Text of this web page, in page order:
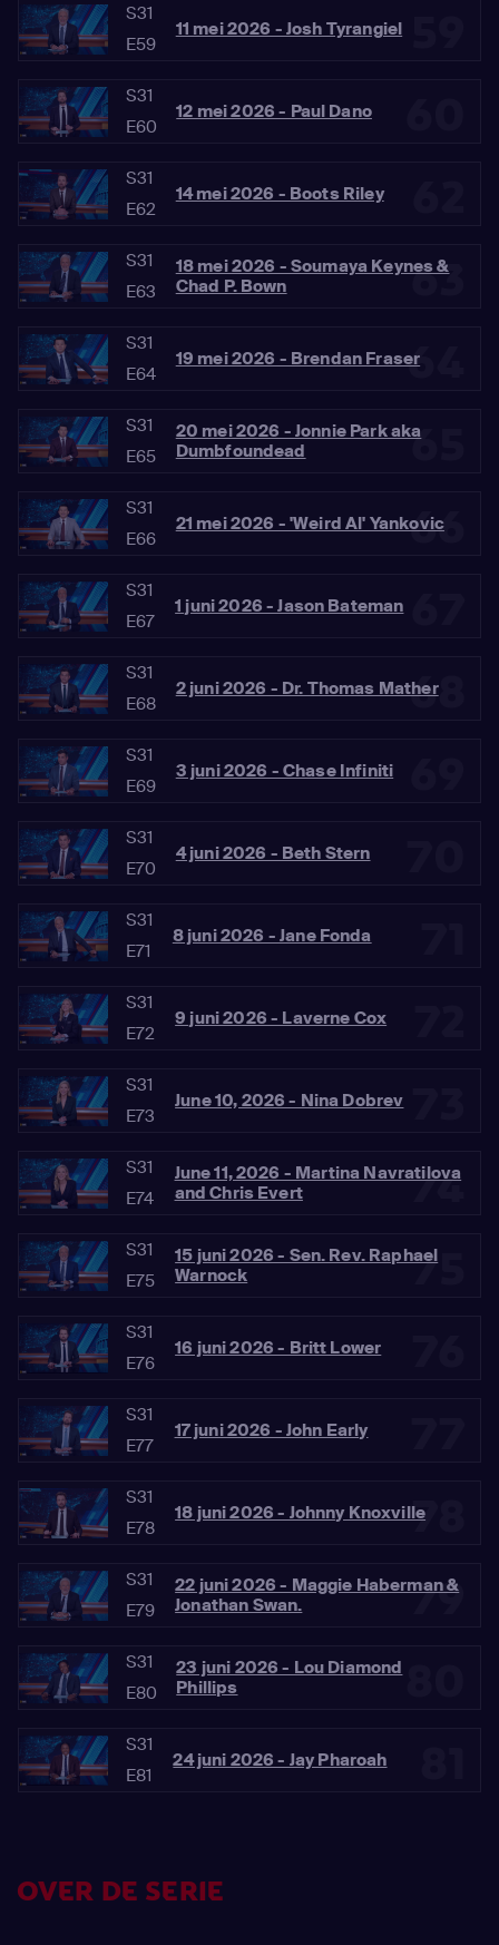
S31
E59
11 mei 2026 - Josh Tyrangiel
S31
E60
12 mei 2026 - Paul Dano
S31
E62
14 mei 2026 - Boots Riley
63
S31
E63
18 mei 2026 - Soumaya Keynes &
Chad P. Bown
64
S31
E64
19 mei 2026 - Brendan Fraser
65
S31
E65
20 mei 2026 - Jonnie Park aka
Dumbfoundead
66
S31
E66
21 mei 2026 - 'Weird Al' Yankovic
S31
E67
1 juni 2026 - Jason Bateman
68
S31
E68
2 juni 2026 - Dr. Thomas Mather
S31
E69
3 juni 2026 - Chase Infiniti
S31
E70
4 juni 2026 - Beth Stern
S31
E71
8 juni 2026 - Jane Fonda
S31
E72
9 juni 2026 - Laverne Cox
S31
E73
June 10, 2026 - Nina Dobrev
74
S31
E74
June 11, 2026 - Martina Navratilova
and Chris Evert
75
S31
E75
15 juni 2026 - Sen. Rev. Raphael
Warnock
S31
E76
16 juni 2026 - Britt Lower
S31
E77
17 juni 2026 - John Early
78
S31
E78
18 juni 2026 - Johnny Knoxville
79
S31
E79
22 juni 2026 - Maggie Haberman &
Jonathan Swan.
S31
E80
23 juni 2026 - Lou Diamond
Phillips
S31
E81
24 juni 2026 - Jay Pharoah
OVER DE SERIE